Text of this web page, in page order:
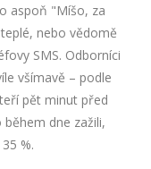
aspoň "Míšo, za
nebo vědomě
SMS. Odborníci
všímavě – podle
pět minut před
dne zažili,
%.